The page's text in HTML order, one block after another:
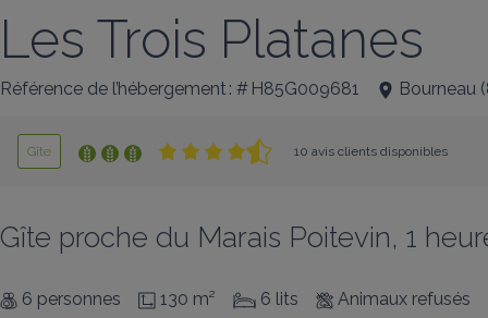
Les Trois Platanes
Référence de l’hébergement : # H85G009681 Bourneau (
Gîte 10 avis clients disponibles
Gîte proche du Marais Poitevin, 1
6 personnes 130 m² 6 lits Animaux refusés